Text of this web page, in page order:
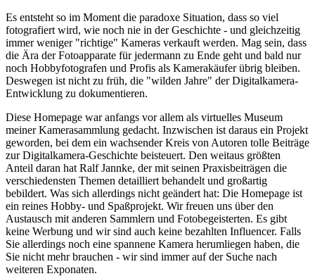
Es entsteht so im Moment die paradoxe Situation, dass so viel
fotografiert wird, wie noch nie in der Geschichte - und gleichzeitig
immer weniger "richtige" Kameras verkauft werden. Mag sein, dass
die Ära der Fotoapparate für jedermann zu Ende geht und bald nur
noch Hobbyfotografen und Profis als Kamerakäufer übrig bleiben.
Deswegen ist nicht zu früh, die "wilden Jahre" der Digitalkamera-
Entwicklung zu dokumentieren.
Diese Homepage war anfangs vor allem als virtuelles Museum
meiner Kamerasammlung gedacht. Inzwischen ist daraus ein Projekt
geworden, bei dem ein wachsender Kreis von Autoren tolle Beiträge
zur Digitalkamera-Geschichte beisteuert. Den weitaus größten
Anteil daran hat Ralf Jannke, der mit seinen Praxisbeiträgen die
verschiedensten Themen detailliert behandelt und großartig
bebildert. Was sich allerdings nicht geändert hat: Die Homepage ist
ein reines Hobby- und Spaßprojekt. Wir freuen uns über den
Austausch mit anderen Sammlern und Fotobegeisterten. Es gibt
keine Werbung und wir sind auch keine bezahlten Influencer. Falls
Sie allerdings noch eine spannene Kamera herumliegen haben, die
Sie nicht mehr brauchen - wir sind immer auf der Suche nach
weiteren Exponaten.